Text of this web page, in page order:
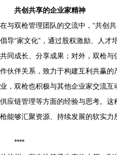
共创共享的企业家精神
在与双枪管理团队的交流中，“共创
倡导“家文化”，通过股权激励、人才
共同成长、分享成果；对外，双枪
作伙伴关系，致力于构建互利共赢的
业，双枪也积极与其他企业家交流互
供应链管理等方面的经验与思考。
枪能够汇聚资源、持续发展的软实力
****